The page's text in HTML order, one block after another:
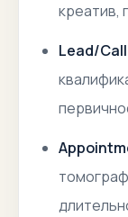
креатив,
Lead/